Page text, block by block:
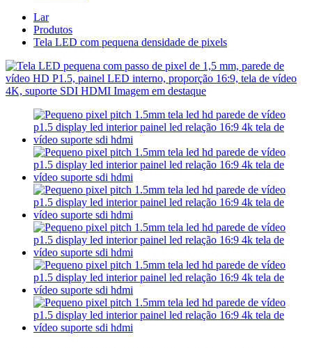
Lar
Produtos
Tela LED com pequena densidade de pixels